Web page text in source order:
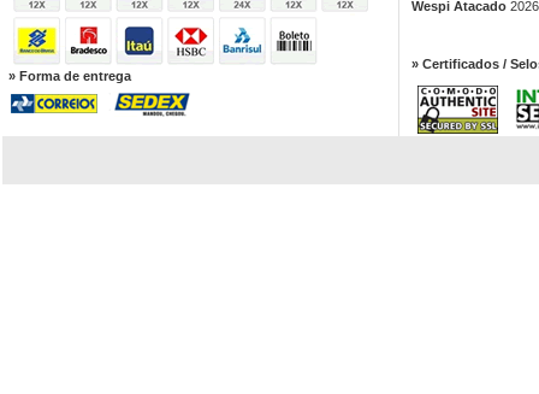
» Forma de entrega
Wespi Atacado
» Certificados /